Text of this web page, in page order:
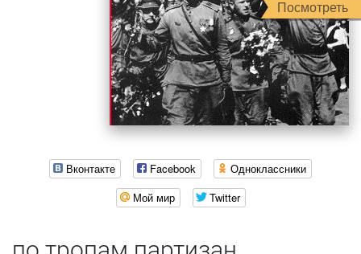
Посмотреть
Вконтакте Facebook
Одноклассники
Мой мир
Twitter